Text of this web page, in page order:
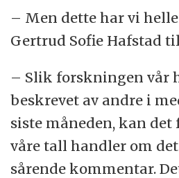
– Men dette har vi
Gertrud Sofie Hafstad
– Slik forskningen vår
beskrevet av andre i
siste måneden, kan det
våre tall handler om
sårende kommentar.